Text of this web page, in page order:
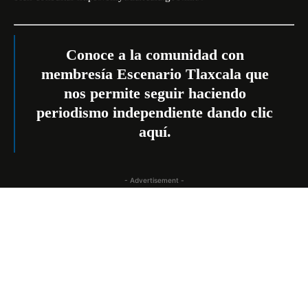
Conoce a la comunidad con
membresía Escenario Tlaxcala que
nos permite seguir haciendo
periodismo independiente dando clic
aquí.
- Advertisement -